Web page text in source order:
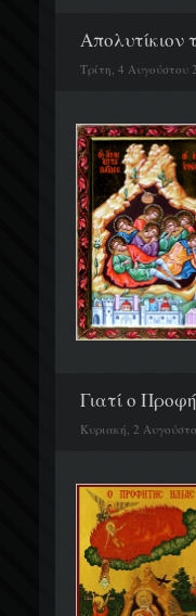
Τρίτη, 4 Αυγούστου
Γιατί ο
Κυριακή, 2